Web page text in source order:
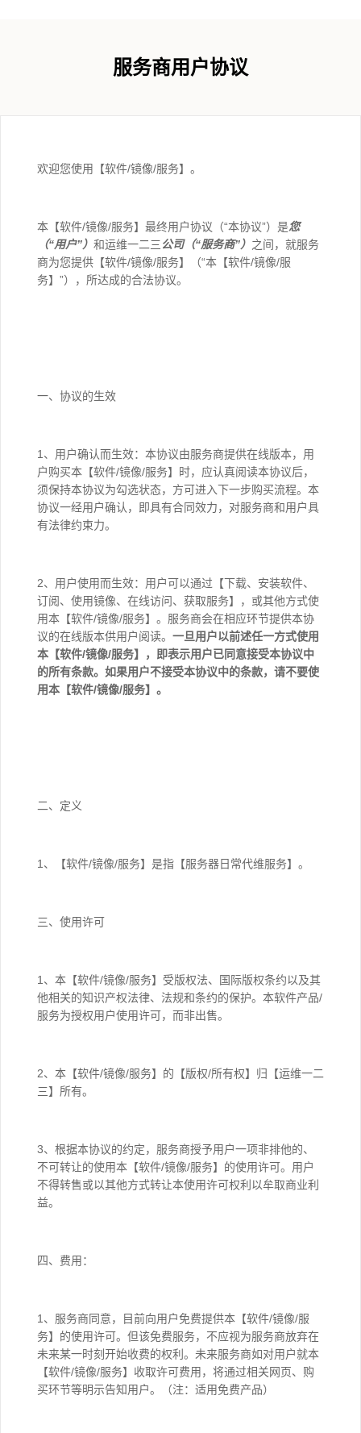
服务商用户协议
欢迎您使用【软件/镜像/服务】。
本【软件/镜像/服务】最终用户协议（“本协议”）是您
（“用户”） 和运维一二三公司（“服务商”） 之间，就服务
商为您提供【软件/镜像/服务】（“本【软件/镜像/服
务】”），所达成的合法协议。
一、协议的生效
1、用户确认而生效：本协议由服务商提供在线版本，用
户购买本【软件/镜像/服务】时，应认真阅读本协议后，
须保持本协议为勾选状态，方可进入下一步购买流程。本
协议一经用户确认，即具有合同效力，对服务商和用户具
有法律约束力。
2、用户使用而生效：用户可以通过【下载、安装软件、
订阅、使用镜像、在线访问、获取服务】，或其他方式使
用本【软件/镜像/服务】。服务商会在相应环节提供本协
议的在线版本供用户阅读。 一旦用户以前述任一方式使用
本 【软件/镜像/服务】
，即表示用户已同意接受本协议中
的所有条款。如果用户不接受本协议中的条款，请不要使
用本 【软件/镜像/服务】 。
二、定义
1、【软件/镜像/服务】是指【服务器日常代维服务】。
三、使用许可
1、本【软件/镜像/服务】受版权法、国际版权条约以及其
他相关的知识产权法律、法规和条约的保护。本软件产品/
服务为授权用户使用许可，而非出售。
2、本【软件/镜像/服务】的【版权/所有权】归【运维一二
三】所有。
3、根据本协议的约定，服务商授予用户一项非排他的、
不可转让的使用本【软件/镜像/服务】的使用许可。用户
不得转售或以其他方式转让本使用许可权利以牟取商业利
益。
四、费用：
1、服务商同意，目前向用户免费提供本【软件/镜像/服
务】的使用许可。但该免费服务，不应视为服务商放弃在
未来某一时刻开始收费的权利。未来服务商如对用户就本
【软件/镜像/服务】收取许可费用，将通过相关网页、购
买环节等明示告知用户。（注：适用免费产品）